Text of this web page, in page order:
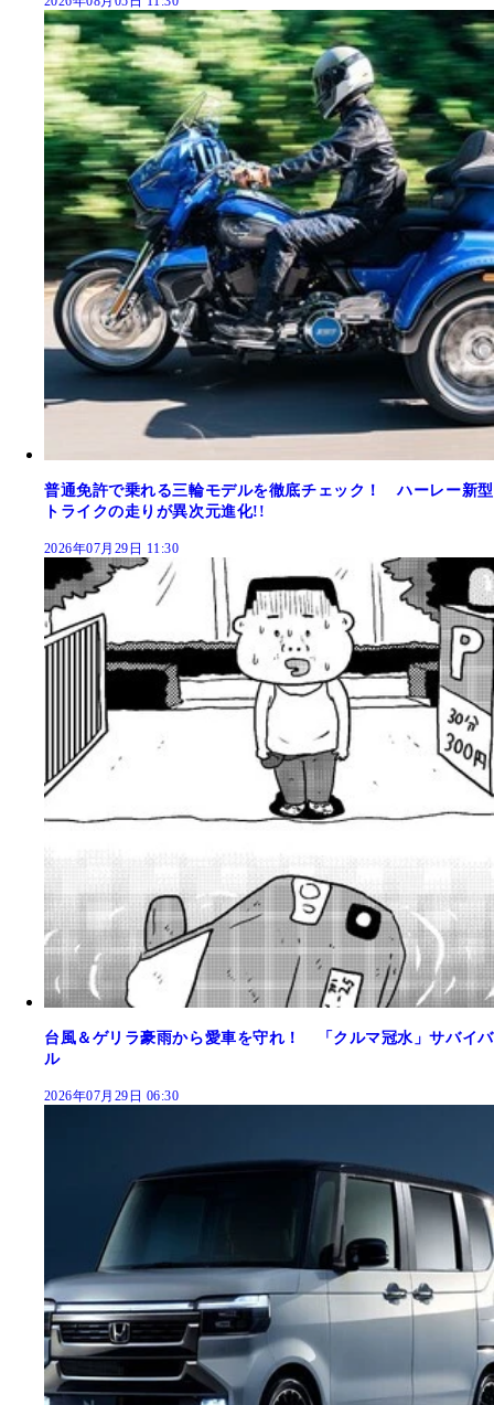
普通免許で乗れる三輪モデルを徹底チェック！ ハーレー新型
トライクの走りが異次元進化!!
2026年07月29日 11:30
台風＆ゲリラ豪雨から愛車を守れ！ 「クルマ冠水」サバイバ
ル
2026年07月29日 06:30